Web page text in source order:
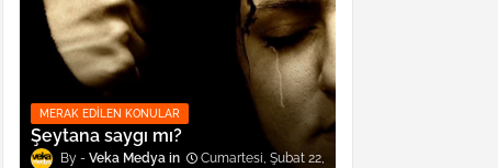
MERAK EDILEN KONULAR
Şeytana saygı mı?
Veka Medya
Cumartesi, Şubat 22,